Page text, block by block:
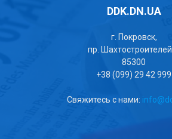
DDK.DN.UA
г. Покровск,
пр.
85300
+38 (099) 29 42 999
Свяжитесь с нами: